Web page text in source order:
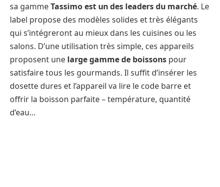
sa gammeTassimo est un des leaders du marché. Le
label propose des modèles solides et très élégants
qui s’intégreront au mieux dans les cuisines ou les
salons. D’une utilisation très simple, ces appareils
proposent une large gamme de boissons pour
satisfaire tous les gourmands. Il suffit d’insérer les
dosette dures et l’appareil va lire le code barre et
offrir la boisson parfaite – température, quantité
d’eau…